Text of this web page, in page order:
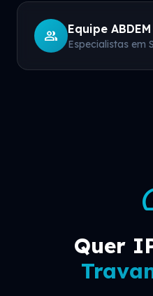
group Equipe ABDEM
Especialistas em
Quer